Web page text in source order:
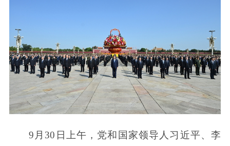
9月30日上午，党和国家领导人习近平、李